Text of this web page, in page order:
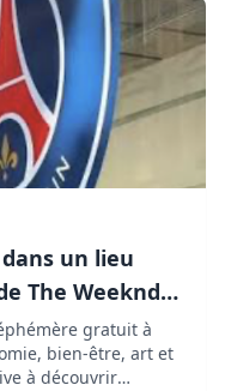
un lieu
The Weeknd
gratuit à
bien-être, art et
à découvrir